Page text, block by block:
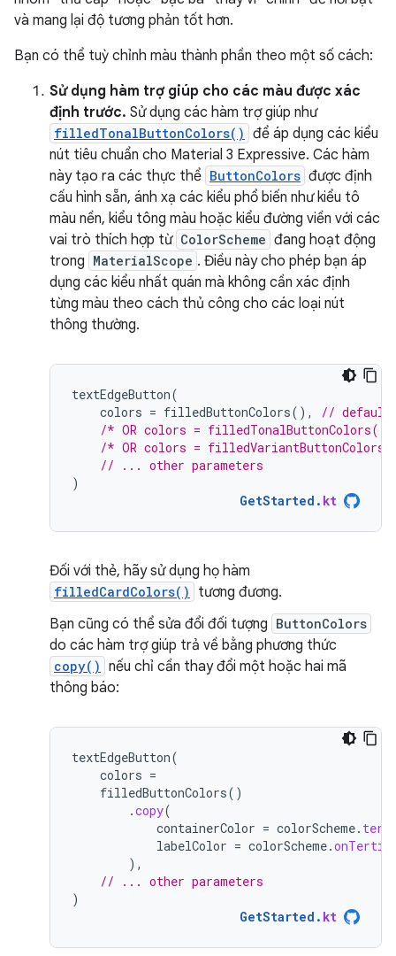
và mang lại độ tương phản tốt hơn.
Bạn có thể tuỳ chỉnh màu thành phần theo một số cách:
Sử dụng hàm trợ giúp cho các màu được xác
định trước. Sử dụng các hàm trợ giúp như
filledTonalButtonColors() để áp dụng các kiểu
nút tiêu chuẩn cho Material 3 Expressive. Các hàm
này tạo ra các thực thể ButtonColors được định
cấu hình sẵn, ánh xạ các kiểu phổ biến như kiểu tô
màu nền, kiểu tông màu hoặc kiểu đường viền với các
vai trò thích hợp từ ColorScheme đang hoạt động
trong MaterialScope . Điều này cho phép bạn áp
dụng các kiểu nhất quán mà không cần xác định
từng màu theo cách thủ công cho các loại nút
thông thường.
textEdgeButton(
colors = filledButtonColors(),
// default
/* OR colors =
/* OR colors =
// ... other parameters
)
GetStarted . kt
Đối với thẻ, hãy sử dụng họ hàm
filledCardColors()
tương đương.
Bạn cũng có thể sửa đổi đối tượng ButtonColors
do các hàm trợ giúp trả về bằng phương thức
copy() nếu chỉ cần thay đổi một hoặc hai mã
thông báo:
textEdgeButton(
colors =
filledButtonColors()
.copy(
containerColor = colorScheme.
labelColor = colorScheme.
),
// ... other parameters
)
GetStarted . kt